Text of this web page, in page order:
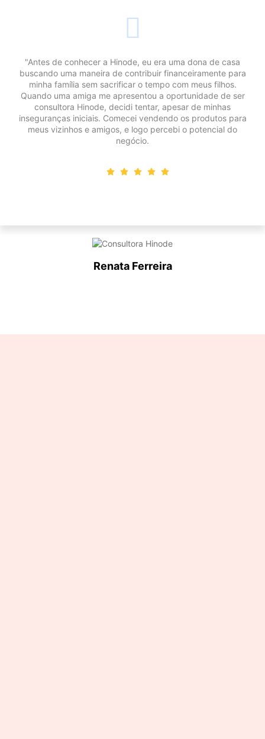
Renata Ferreira
"Antes de conhecer a Hinode, eu era uma dona de casa
buscando uma maneira de contribuir financeiramente para
minha família sem sacrificar o tempo com meus filhos.
Quando uma amiga me apresentou a oportunidade de ser
consultora Hinode, decidi tentar, apesar de minhas
inseguranças iniciais. Comecei vendendo os produtos para
meus vizinhos e amigos, e logo percebi o potencial do
negócio.